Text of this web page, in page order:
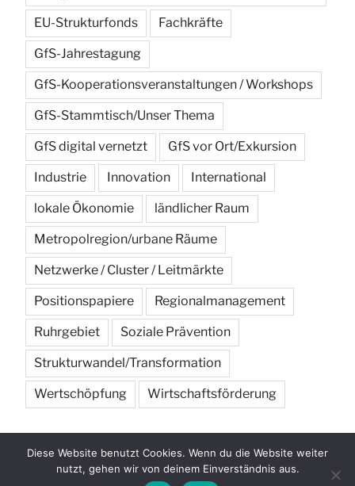
EU-Strukturfonds Fachkräfte
GfS-Jahrestagung
GfS-Kooperationsveranstaltungen / Workshops
GfS-Stammtisch/Unser Thema
GfS digital vernetzt GfS vor Ort/Exkursion
Industrie Innovation International
lokale Ökonomie ländlicher Raum
Metropolregion/urbane Räume
Netzwerke / Cluster / Leitmärkte
Positionspapiere Regionalmanagement
Ruhrgebiet Soziale Prävention
Strukturwandel/Transformation
Wertschöpfung Wirtschaftsförderung
Diese Website benutzt Cookies. Wenn du die Website weiter
nutzt, gehen wir von deinem Einverständnis aus.